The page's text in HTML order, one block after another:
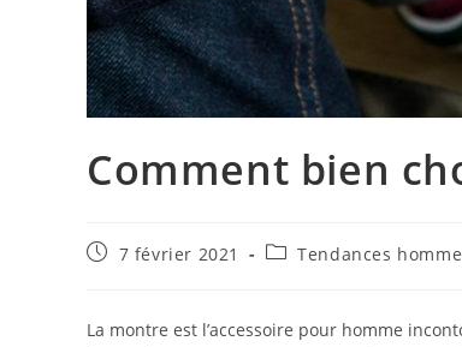
Comment bien
Publication
7 février 2021
PostTendances
La montre est l’accessoire pour homme